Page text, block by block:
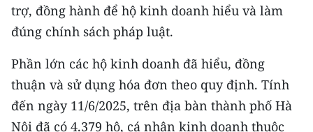
Đông Nam Bộ
Đồng bằng sông Cửu Long
Chuyên trang Hà Nội
Chuyên trang TP. Hồ Chí Minh
trợ, đồng hành để hộ kinh doanh hiểu và làm
đúng chính sách pháp luật.
Phần lớn các hộ kinh doanh đã hiểu, đồng
thuận và sử dụng hóa đơn theo quy định. Tính
đến ngày 11/6/2025, trên địa bàn thành phố Hà
Nội đã có 4.379 hộ, cá nhân kinh doanh thuộc